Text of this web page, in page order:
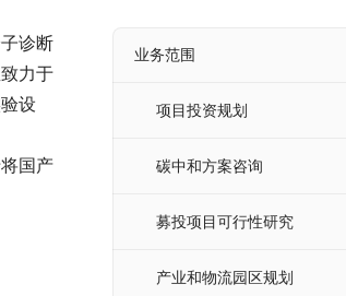
诊断
力于
设
国产
业务范围
项目投资规划
碳中和方案咨询
募投项目可行性研究
产业和物流园区规划